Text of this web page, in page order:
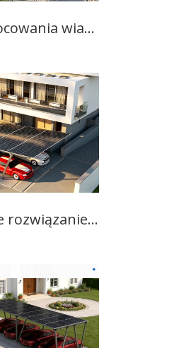
Systemy mocowania wiat solarnych: projektowanie konstrukcyjne, zastosowania i przyszłe trendy
Inteligentne rozwiązanie dla nowoczesnego parkingu solarnego